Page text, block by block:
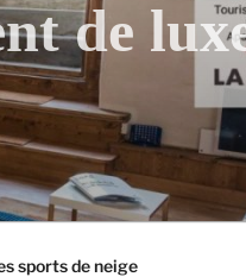
de
sports de neige